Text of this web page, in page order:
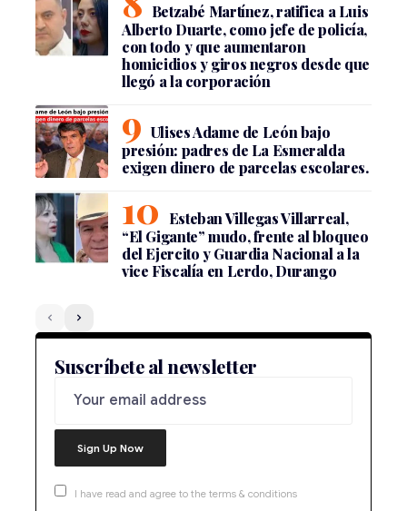
Betzabé Martínez, ratifica a Luis
Alberto Duarte, como jefe de policía,
con todo y que aumentaron
homicidios y giros negros desde que
llegó a la corporación
Ulises Adame de León bajo
presión: padres de La Esmeralda
exigen dinero de parcelas escolares.
Esteban Villegas Villarreal,
“El Gigante” mudo, frente al bloqueo
del Ejercito y Guardia Nacional a la
vice Fiscalía en Lerdo, Durango
Suscríbete al newsletter
I have read and agree to the terms & conditions